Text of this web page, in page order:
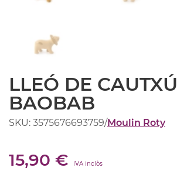
LLEÓ DE CAUTXÚ
BAOBAB
SKU: 3575676693759/Moulin Roty
15,90 € IVA inclòs